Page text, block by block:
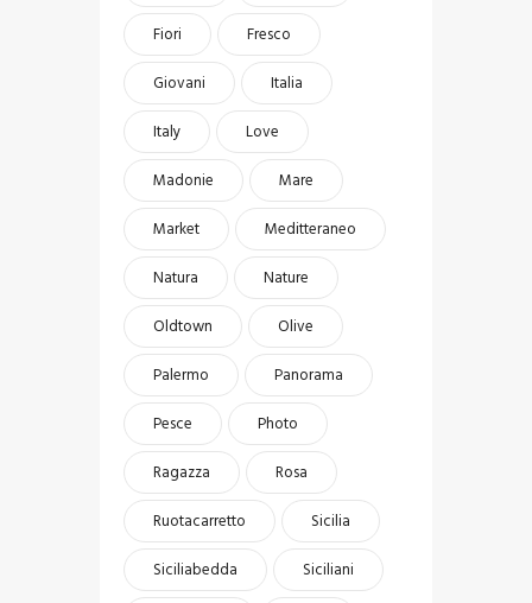
Fiori
Fresco
Giovani
Italia
Italy
Love
Madonie
Mare
Market
Meditteraneo
Natura
Nature
Oldtown
Olive
Palermo
Panorama
Pesce
Photo
Ragazza
Rosa
Ruotacarretto
Sicilia
Siciliabedda
Siciliani